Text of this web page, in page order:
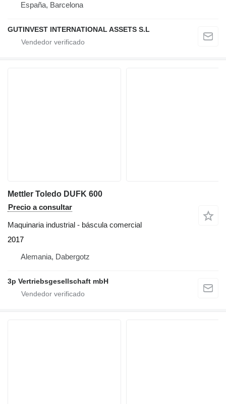
España, Barcelona
GUTINVEST INTERNATIONAL ASSETS S.L
Mettler Toledo DUFK 600
Precio a consultar
Maquinaria industrial - báscula comercial
2017
Alemania, Dabergotz
3p Vertriebsgesellschaft mbH